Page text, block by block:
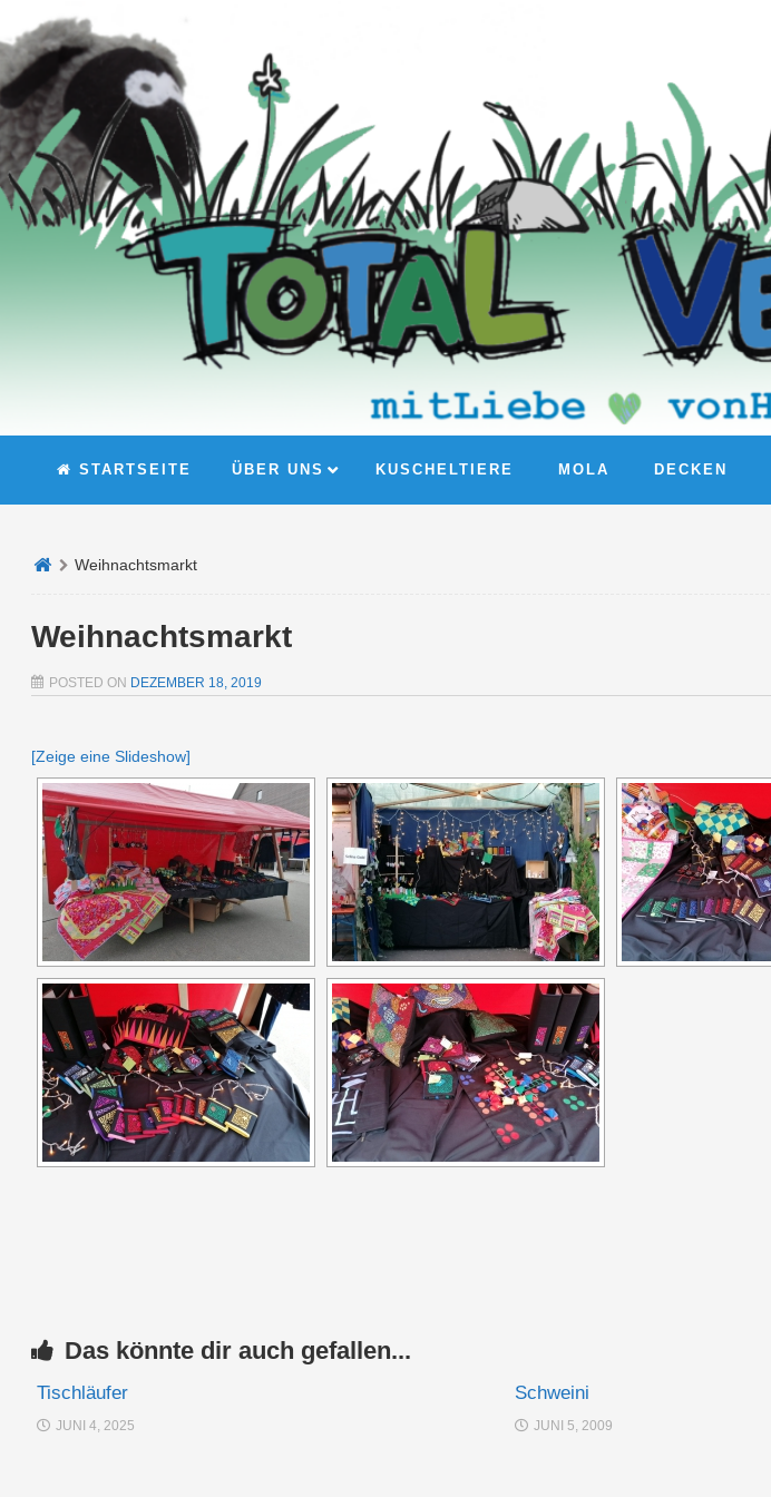
STARTSEITE ÜBER UNS KUSCHELTIERE MOLA DECKEN
Weihnachtsmarkt
Weihnachtsmarkt
POSTED ON DEZEMBER 18, 2019
[Zeige eine Slideshow]
Das könnte dir auch gefallen...
Tischläufer
JUNI 4, 2025
Schweini
JUNI 5, 2009